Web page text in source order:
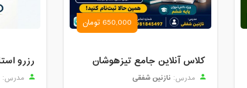
650,000 تومان
کلاس آنلاین جامع تیزهوشان
مدرس: نازنین شفقی مدرس: